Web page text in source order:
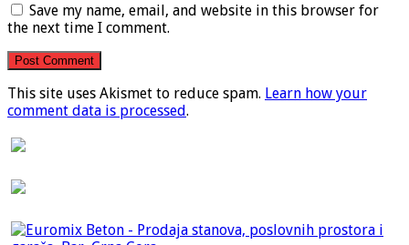
Save my name, email, and website in this browser for
the next time I comment.
This site uses Akismet to reduce spam. Learn how your
comment data is processed.